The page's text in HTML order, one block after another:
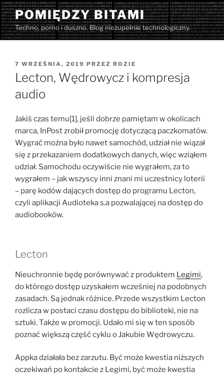
Przejdź
do
treści
POMIĘDZY BITAMI
Techno, porno i duszno. Blog niezupełnie technologiczny.
OPUBLIKOWANE
W
7 WRZEŚNIA, 2019 PRZEZ ROZIE
Lecton, Wędrowycz i kompresja
audio
Jakiś czas temu[1], jeśli dobrze pamiętam w okolicach
marca, InPost zrobił promocję dotyczącą paczkomatów.
Wygrać można było nawet samochód, udział nie wiązał
się z przekazaniem dodatkowych danych, więc wziąłem
udział. Samochodu oczywiście nie wygrałem, za to
wygrałem – jak wszyscy inni znani mi uczestnicy loterii
– parę kodów dających dostęp do programu Lecton,
czyli aplikacji Audioteka s.a pozwalającej na dostęp do
audiobooków.
Lecton
Nieuchronnie będę porównywać z produktem Legimi,
do którego dostęp uzyskałem wcześniej na podobnych
zasadach. Są jednak różnice. Przede wszystkim Lecton
rozlicza w postaci czasu dostępu do biblioteki, nie na
sztuki. Także w promocji. Udało mi się w ten sposób
poznać większą część cyklu o Jakubie Wędrowyczu.
Appka działała bez zarzutu. Być może kwestia niższych
oczekiwań po kontakcie z Legimi, być może kwestia